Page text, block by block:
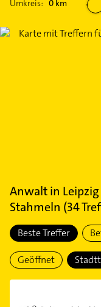
Umkreis: 0 km
Anwaltin
Stahmeln (34
Beste Treffer
Geöffnet